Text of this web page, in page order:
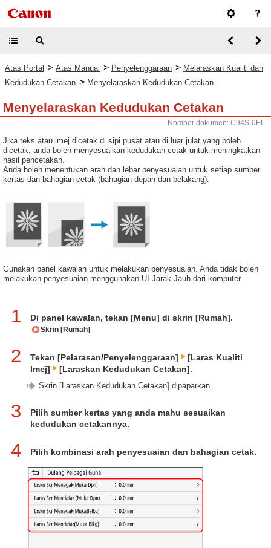
Atas Portal > Atas Manual > Penyelenggaraan > Melaraskan Kualiti dan
Kedudukan Cetakan > Menyelaraskan Kedudukan Cetakan
Menyelaraskan Kedudukan Cetakan
Nombor dokumen: C94S-0EL
Jika teks atau imej dicetak di sipi pusat atau di luar julat yang boleh
dicetak, anda boleh menyesuaikan kedudukan cetak untuk meningkatkan
hasil pencetakan.
Anda boleh menentukan arah dan lebar penyesuaian untuk setiap sumber
kertas dan bahagian cetak (bahagian depan dan belakang).
Gunakan panel kawalan untuk melakukan penyesuaian. Anda tidak boleh
melakukan penyesuaian menggunakan UI Jarak Jauh dari komputer.
1 Di panel kawalan, tekan [Menu] di skrin [Rumah].
Skrin [Rumah]
2 Tekan [Pelarasan/Penyelenggaraan]
[Laras Kualiti
Imej]
[Laraskan Kedudukan Cetakan].
Skrin [Laraskan Kedudukan Cetakan] dipaparkan.
3
Pilih sumber kertas yang anda mahu sesuaikan
kedudukan cetakannya.
4 Pilih kombinasi arah penyesuaian dan bahagian cetak.